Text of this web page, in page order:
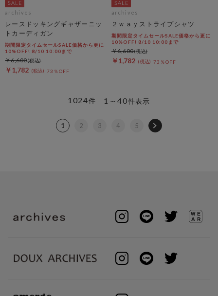
archives
レースドッキングギャザーニッ
トカーディガン
期間限定タイムセールSALE価格から更に
10%OFF! 8/10 10:00まで
￥1,782 73％OFF
￥6,600
archives
２ｗａｙストライプシャツ
期間限定タイムセールSALE価格から更に
10%OFF! 8/10 10:00まで
￥1,782 73％OFF
￥6,600
1～40件表示
1024件
1 2 3 4 5